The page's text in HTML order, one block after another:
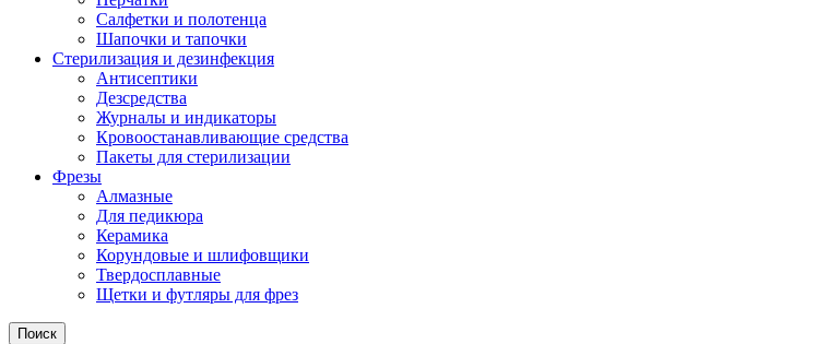
Салфетки и полотенца
Шапочки и тапочки
Стерилизация и дезинфекция
Антисептики
Дезсредства
Журналы и индикаторы
Кровоостанавливающие средства
Пакеты для стерилизации
Фрезы
Алмазные
Для педикюра
Керамика
Корундовые и шлифовщики
Твердосплавные
Щетки и футляры для фрез
Поиск